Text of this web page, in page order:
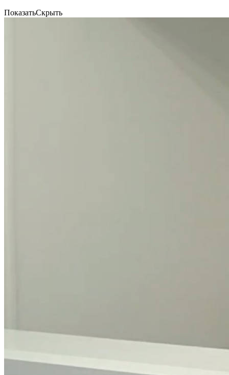
ПоказатьСкрыть